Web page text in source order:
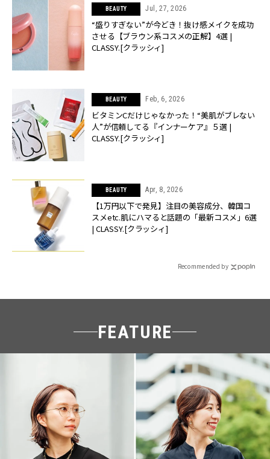
BEAUTY Jul, 27, 2026
“盛りすぎない”が今どき！抜け感メイクを成功
させる【ブラウン系コスメの正解】4選 |
CLASSY.[クラッシィ]
BEAUTY Feb, 6, 2026
ビタミンCだけじゃなかった！“美肌がブレない
人”が信頼してる『インナーケア』５選 |
CLASSY.[クラッシィ]
BEAUTY Apr, 8, 2026
【1万円以下で発見】注目の美容成分、韓国コ
スメetc.肌にハマると話題の「最新コスメ」6選
| CLASSY.[クラッシィ]
Recommended by
FEATURE